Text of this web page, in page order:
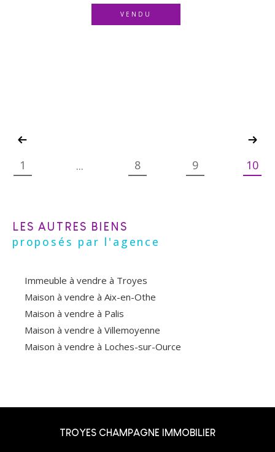
VENDU
1 ... 8 9 10
LES AUTRES BIENS
proposés par l'agence
Immeuble à vendre à Troyes
Maison à vendre à Aix-en-Othe
Maison à vendre à Palis
Maison à vendre à Villemoyenne
Maison à vendre à Loches-sur-Ource
TROYES CHAMPAGNE IMMOBILIER